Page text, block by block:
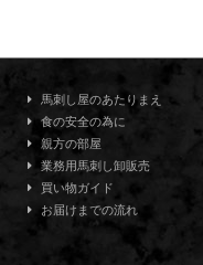
馬刺し屋のあたりまえ
食の安全の為に
親方の部屋
業務用馬刺し卸販売
買い物ガイド
お届けまでの流れ